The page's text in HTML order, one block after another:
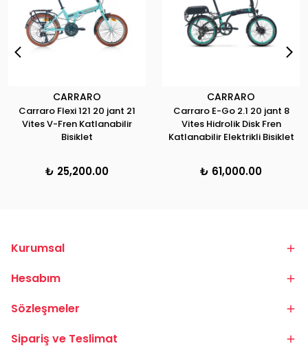
CARRARO
Carraro Flexi 121 20 jant 21
Vites V-Fren Katlanabilir
Bisiklet
₺ 25,200.00
CARRARO
Carraro E-Go 2.1 20 jant 8
Vites Hidrolik Disk Fren
Katlanabilir Elektrikli Bisiklet
₺ 61,000.00
Kurumsal
Hesabım
Sözleşmeler
Sipariş ve Teslimat